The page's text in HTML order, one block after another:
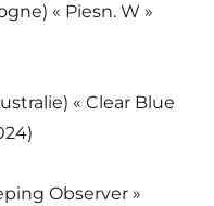
« Piesn. W »
« Clear Blue
Observer »